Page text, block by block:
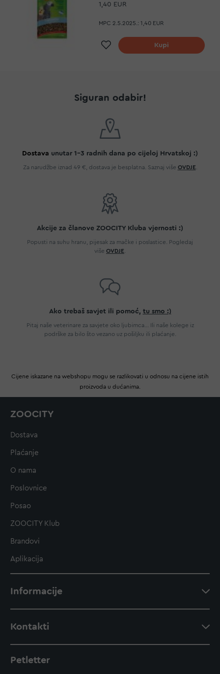
1,40 EUR
MPC 2.5.2025.: 1,40 EUR
Dodaj na listu želja
Kupi
Siguran odabir!
Dostava unutar 1-3 radnih dana po cijeloj Hrvatskoj :)
Za narudžbe iznad 49 €, dostava je besplatna. Saznaj više OVDJE
Akcije za članove ZOOCITY Kluba vjernosti :)
Popusti na suhu hranu, pijesak za mačke i poslastice. Pogledaj
više OVDJE
Ako trebaš savjet ili pomoć, tu smo :)
Pitaj naše veterinare za savjete oko ljubimca... Ili naše kolege iz
podrške za bilo što vezano uz pošiljku ili plaćanje.
Cijene iskazane na webshopu mogu se razlikovati u odnosu na cijene istih
proizvoda u dućanima.
ZOOCITY
Dostava
Plaćanje
O nama
Poslovnice
Posao
ZOOCITY Klub
Brandovi
Aplikacija
Informacije
Kontakti
Petletter